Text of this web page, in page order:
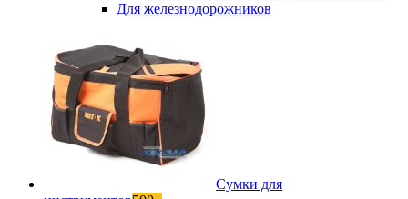
Для железнодорожников
Сумки для